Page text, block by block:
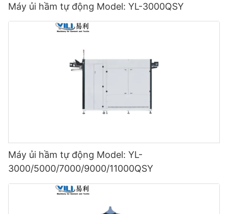
Máy ủi hầm tự động Model: YL-3000QSY
Máy ủi hầm tự động Model: YL-
3000/5000/7000/9000/11000QSY